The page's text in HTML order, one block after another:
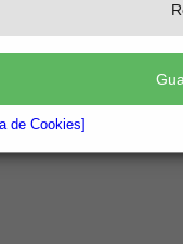
de Cookies]
DE SESION 21-04-